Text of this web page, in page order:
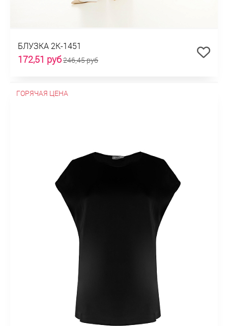
БЛУЗКА 2К-1451
172,51 руб246,45 руб
ГОРЯЧАЯ ЦЕНА